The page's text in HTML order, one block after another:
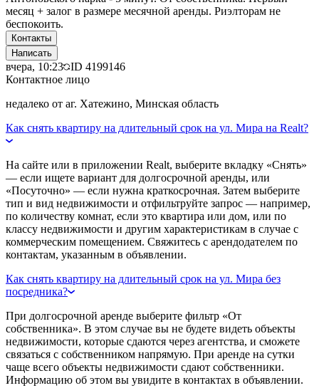
месяц + залог в размере месячной аренды. Риэлторам не
беспокоить.
Контакты
Написать
вчера, 10:23 ID 4199146
Контактное лицо
недалеко от аг. Хатежино, Минская область
Как снять квартиру на длительный срок на ул. Мира на Realt?
На сайте или в приложении Realt, выберите вкладку «Снять»
— если ищете вариант для долгосрочной аренды, или
«Посуточно» — если нужна краткосрочная. Затем выберите
тип и вид недвижимости и отфильтруйте запрос — например,
по количеству комнат, если это квартира или дом, или по
классу недвижимости и другим характеристикам в случае с
коммерческим помещением. Свяжитесь с арендодателем по
контактам, указанным в объявлении.
Как снять квартиру на длительный срок на ул. Мира без
посредника?
При долгосрочной аренде выберите фильтр «От
собственника». В этом случае вы не будете видеть объекты
недвижимости, которые сдаются через агентства, и сможете
связаться с собственником напрямую. При аренде на сутки
чаще всего объекты недвижимости сдают собственники.
Информацию об этом вы увидите в контактах в объявлении.